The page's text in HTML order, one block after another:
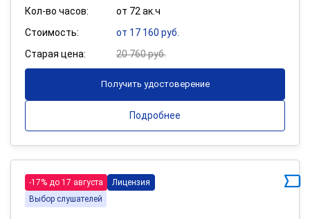
Кол-во часов:
от 72 ак.ч
Стоимость:
от 17 160 руб.
Старая цена:
20 760 руб.
Получить удостоверение
Подробнее
-17% до 17 августа
Лицензия
Выбор слушателей